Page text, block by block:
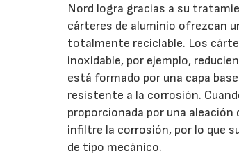
Nord logra gracias a su
cárteres de aluminio ofrezcan
totalmente reciclable. Los
inoxidable, por ejemplo,
está formado por una capa
resistente a la corrosión.
proporcionada por una
infiltre la corrosión, por lo que
de tipo mecánico.